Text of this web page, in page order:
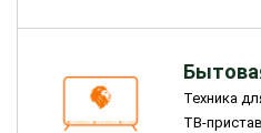
Техника
ТВ-